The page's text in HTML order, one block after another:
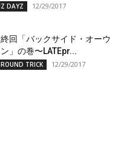
DAYZ 12/29/2017
回「バックサイド・オーウ
ン」の巻〜LATEpr...
TRICK 12/29/2017